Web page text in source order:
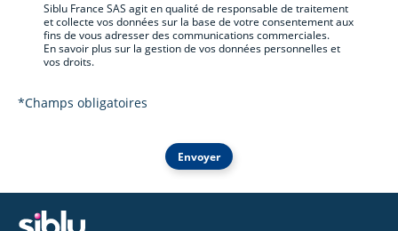
Siblu France SAS agit en qualité de responsable de traitement
et collecte vos données sur la base de votre consentement aux
fins de vous adresser des communications commerciales.
En savoir plus sur la gestion de vos données personnelles et
vos droits.
*Champs obligatoires
Envoyer